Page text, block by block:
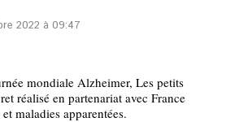
2022 à 09:47
mondiale Alzheimer, Les petits
réalisé en partenariat avec France
maladies apparentées.